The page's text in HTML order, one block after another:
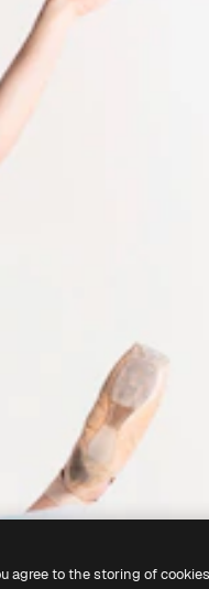
agree to the storing of